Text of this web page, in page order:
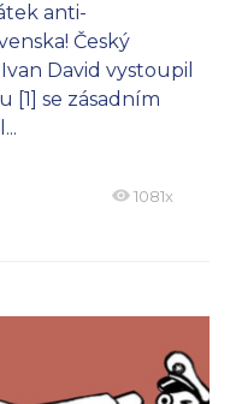
anti-
Český
David vystoupil
[1] se zásadním
1081x